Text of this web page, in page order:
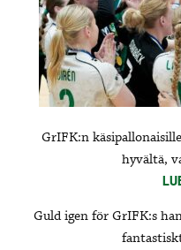
GrIFK:n
hyvältä,
Guld igen för GrIFK:s